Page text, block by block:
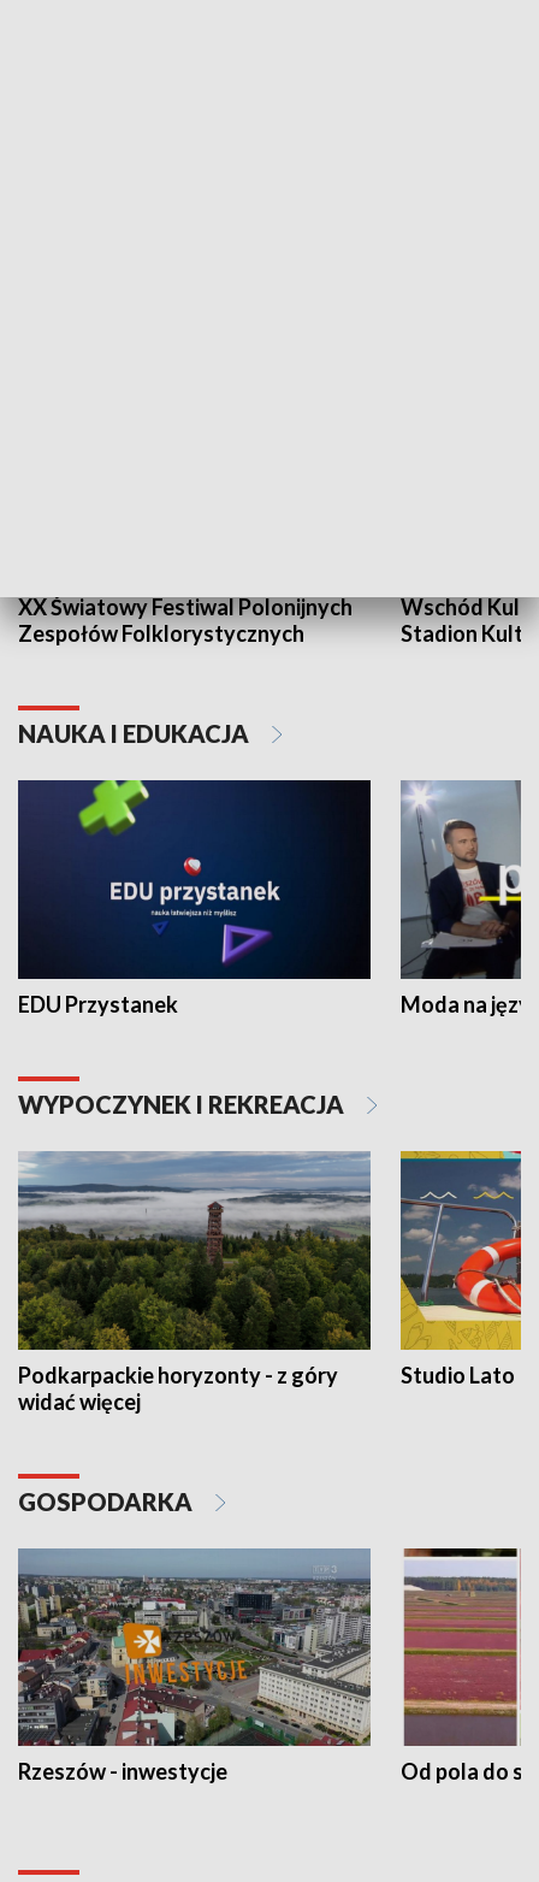
XX Światowy Festiwal Polonijnych
Zespołów Folklorystycznych
Wschód
Stadion
NAUKA I EDUKACJA
EDU Przystanek Moda na
WYPOCZYNEK I REKREACJA
Podkarpackie horyzonty - z góry
widać więcej
Studio Lato
GOSPODARKA
Rzeszów - inwestycje Od pola do